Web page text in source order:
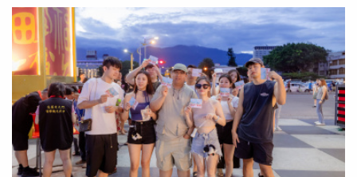
也讓她成為台灣棒球的一分子，未來將以「服務經理人」的
角色帶領棒協，延續既有制度與發展方向，攜手新任理監事
及棒球界前輩，共同為台灣棒球持續努力。她指出，面對國
內外棒球環境快速變化，棒協未來將持續深耕基層棒球發
展，完善各級國家代表隊培訓制度，提升國內賽事品質，並
積極爭取舉辦更多國際賽事 ，打造更完善的球員培育環境，
同時深化國際交流，提升台灣棒球的國際能見度。棒協也強
調，新一屆理監事團隊未來將肩負協會治理、國家隊組訓、